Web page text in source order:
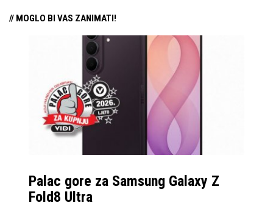
// MOGLO BI VAS ZANIMATI!
Palac gore za Samsung Galaxy Z
Fold8 Ultra